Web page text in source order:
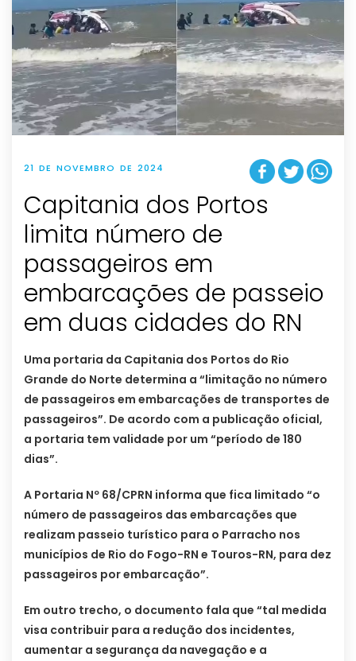
21 DE NOVEMBRO DE 2024
Capitania dos Portos
limita número de
passageiros em
embarcações de passeio
em duas cidades do RN
Uma portaria da Capitania dos Portos do Rio
Grande do Norte determina a “limitação no número
de passageiros em embarcações de transportes de
passageiros”. De acordo com a publicação oficial,
a portaria tem validade por um “período de 180
dias”.
A Portaria Nº 68/CPRN informa que fica limitado “o
número de passageiros das embarcações que
realizam passeio turístico para o Parracho nos
municípios de Rio do Fogo-RN e Touros-RN, para dez
passageiros por embarcação”.
Em outro trecho, o documento fala que “tal medida
visa contribuir para a redução dos incidentes,
aumentar a segurança da navegação e a